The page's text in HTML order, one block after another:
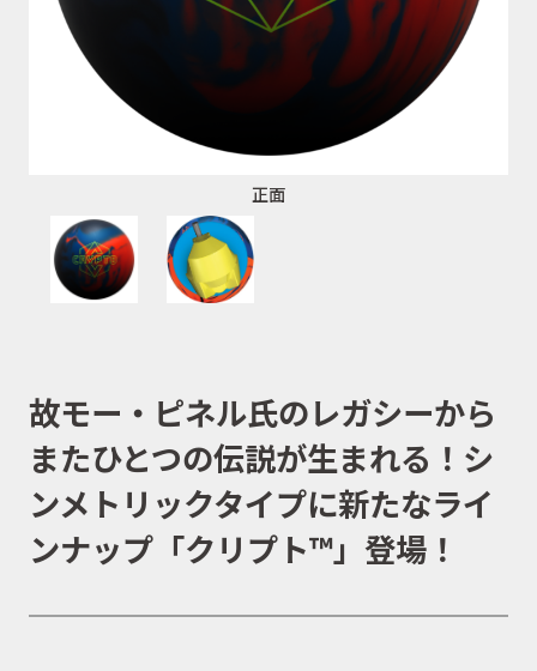
正面
故モー・ピネル氏のレガシーから
またひとつの伝説が生まれる！シ
ンメトリックタイプに新たなライ
ンナップ「クリプト™」登場！